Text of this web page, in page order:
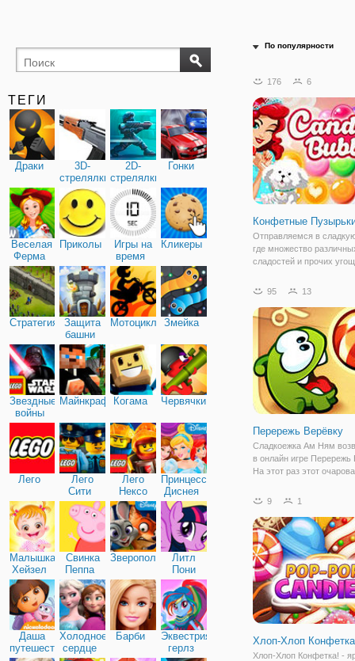
ТЕГИ
Драки
3D-
стрелялки
2D-
стрелялки
Гонки
Веселая
Ферма
Приколы
Игры на
время
Кликеры
Стратегия
Защита
башни
МотоциклыЗмейка
Звездные
войны
МайнкрафтКогама Червячки
Лего
Лего
Сити
Лего
Нексо
Найтс
Принцессы
Диснея
Малышка
Хейзел
Свинка
Пеппа
Зверополис
Литл
Пони
Дружба
Даша
путешественница
Холодное
сердце
Барби
Эквестрия
герлз
По популярности
176 6
Конфетные
Отправляемся в
где множество
сладостей и прочих
попробовать. И чтобы
попробовать, вам
создавать комбинации.
95 13
Перережь Верёвку
Сладкоежка Ам Ням
в онлайн игре Перережь
На этот раз этот
себя новое
можно больше конфет,
9 1
Хлоп-Хлоп
Хлоп-Хлоп Конфетка! -